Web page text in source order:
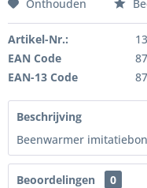
Onthouden
Artikel-Nr.:
EAN Code
EAN-13 Code
Beschrijving
Beenwarmer
Beoordelingen
0